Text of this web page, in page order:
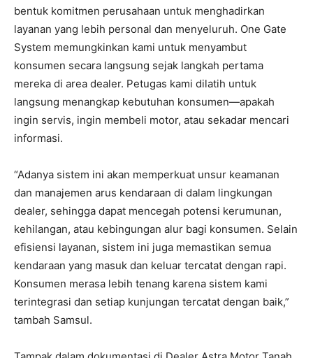
bentuk komitmen perusahaan untuk menghadirkan
layanan yang lebih personal dan menyeluruh. One Gate
System memungkinkan kami untuk menyambut
konsumen secara langsung sejak langkah pertama
mereka di area dealer. Petugas kami dilatih untuk
langsung menangkap kebutuhan konsumen—apakah
ingin servis, ingin membeli motor, atau sekadar mencari
informasi.
“Adanya sistem ini akan memperkuat unsur keamanan
dan manajemen arus kendaraan di dalam lingkungan
dealer, sehingga dapat mencegah potensi kerumunan,
kehilangan, atau kebingungan alur bagi konsumen. Selain
efisiensi layanan, sistem ini juga memastikan semua
kendaraan yang masuk dan keluar tercatat dengan rapi.
Konsumen merasa lebih tenang karena sistem kami
terintegrasi dan setiap kunjungan tercatat dengan baik,”
tambah Samsul.